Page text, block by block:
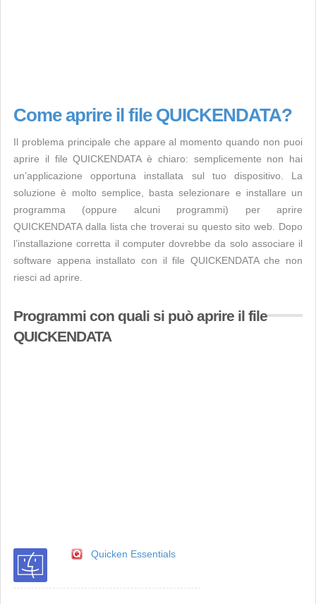
Come aprire il file QUICKENDATA?
Il problema principale che appare al momento quando non puoi
aprire il file QUICKENDATA è chiaro: semplicemente non hai
un’applicazione opportuna installata sul tuo dispositivo. La
soluzione è molto semplice, basta selezionare e installare un
programma (oppure alcuni programmi) per aprire
QUICKENDATA dalla lista che troverai su questo sito web. Dopo
l’installazione corretta il computer dovrebbe da solo associare il
software appena installato con il file QUICKENDATA che non
riesci ad aprire.
Programmi con quali si può aprire il file
QUICKENDATA
Quicken Essentials